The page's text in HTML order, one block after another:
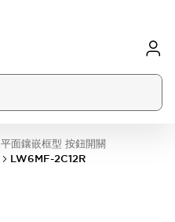
平面鑲嵌框型 按鈕開關
LW6MF-2C12R